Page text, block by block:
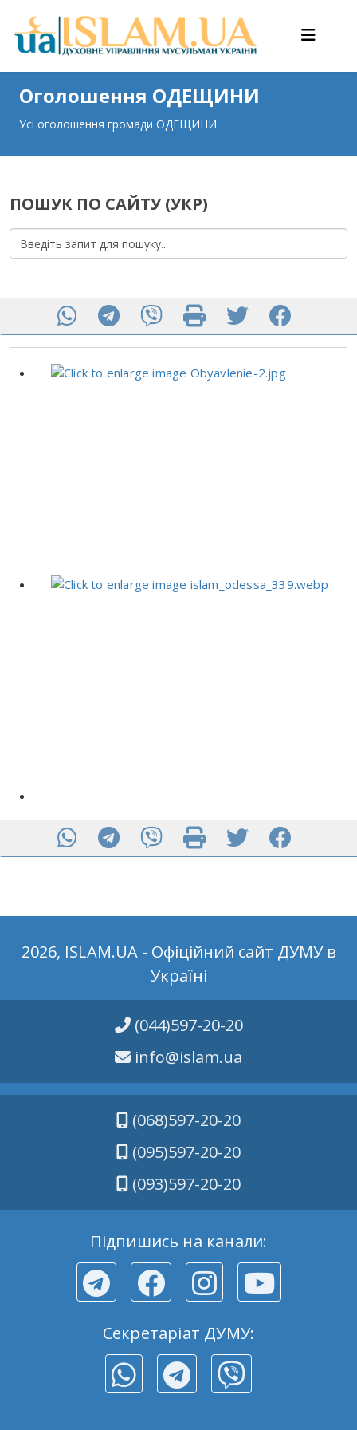
Оголошення ОДЕЩИНИ
Усі оголошення громади ОДЕЩИНИ
ПОШУК ПО САЙТУ (УКР)
2026, ISLAM.UA - Офіційний сайт ДУМУ в
Україні
(044)597-20-20
info@islam.ua
(068)597-20-20
(095)597-20-20
(093)597-20-20
Підпишись на канали:
Секретаріат ДУМУ: